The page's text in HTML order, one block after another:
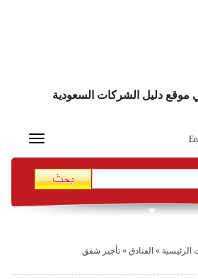
موقع دليل الشركات السعودية
Toggle
الرئيسية » الفنادق » تأجير شقق